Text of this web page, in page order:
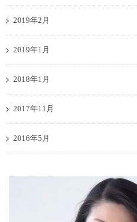
2019年2月
2019年1月
2018年1月
2017年11月
2016年5月